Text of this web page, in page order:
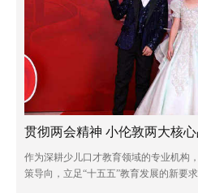
作为深耕少儿口才教育领域的专业机构
策导向，立足“十五五”教育发展的新要
少儿口才和小伦敦蓝话筒少儿口才）为